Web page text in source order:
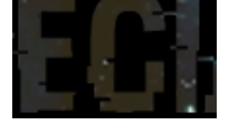
Per farvi un esempio nel 2015 mi sembra di aver letto
troppi libri impegnativi e davvero pochi libri "leggeri", il
che non è sempre un bene. Credo che sia stata la principale
causa per il mio calo di letture. Comunque, ogni mese -
nessun giorno fisso, però - pubblicherò questo post.
Spero che la rubrica sia di vostro gradimento. GENNAIO
TBR+OBIETTIVI Questa è la mia tbr del mese...